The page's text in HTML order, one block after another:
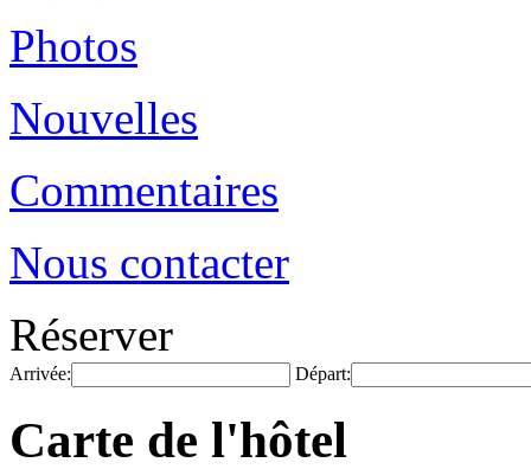
Photos
Nouvelles
Commentaires
Nous contacter
Réserver
Arrivée: Départ:
Carte de l'hôtel